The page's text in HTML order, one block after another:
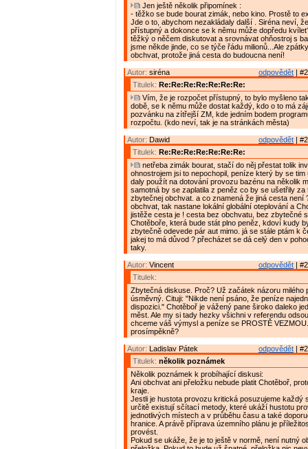
Jen ještě několik připomínek :
- těžko se bude bourat zimák, nebo kino. Prostě to
Jde o to, abychom nezakládaly další . Siréna neví,
přístupný a dokonce se k němu může dopředu
těžký o něčem diskutovat a srovnávat ohňostroj s
jsme někde jinde, co se týče řádu milionů...Ale
obchvat, protože jiná cesta do budoucna není!
odpovědět |
Autor: siréna
Titulek: Re:Re:Re:Re:Re:Re:Re:
Vím, že je rozpočet přístupný, to bylo myšleno
době, se k němu může dostat každý, kdo o to má
pozvánku na zítřejší ZM, kde jedním bodem
rozpočtu. (kdo neví, tak je na stránkách města)
odpovědět |
Autor: Dawid
Titulek: Re:Re:Re:Re:Re:Re:Re:
netřeba zimák bourat, stačí do něj přestat tolik
ohnostrojem jsi to nepochopil, peníze který by se tim
daly použít na dotování provozu bazénu na několik
samotná by se zaplatila z peněz co by se ušetřily za
zbytečnej obchvat. a co znamená že jiná cesta není
obchvat, tak nastane lokální globální oteplování a
jistěže cesta je ! cesta bez obchvatu, bez zbytečné
Chotěboře, která bude stát plno peněz, kdoví kudy
zbytečně odevede pár aut mimo. já se stále ptám k
jakej to má důvod ? přecházet se dá celý den v
taky.
odpovědět |
Autor: Vincent
Titulek:
Zbytečná diskuse. Proč? Už začátek názoru milého
úsměvný. Cituji: "Nikde není psáno, že peníze
dispozici." Chotěboř je vážený pane široko daleko
měst. Ale my si tady hezky všichni v referendu
chceme váš výmysl a peníze se PROSTĚ
prosímpěkně?
odpovědět |
Autor: Ladislav Pátek
Titulek: několik poznámek
Několik poznámek k probíhající diskusi:
Ani obchvat ani přeložku nebude platit Chotěboř,
kraje.
Jestli je hustota provozu kritická posuzujeme každý
určitě existují sčítací metody, které ukáží hustotu
jednotlivých místech a v průběhu času a také
hranice. A právě příprava územního plánu je
provést.
Pokud se ukáže, že je to ještě v normě, není nutný